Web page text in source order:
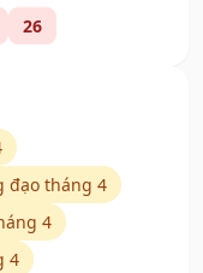
26
đạo tháng 4
4
4